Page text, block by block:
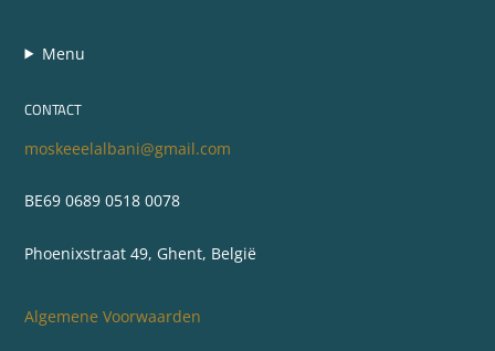
Menu
CONTACT
moskeeelalbani@gmail.com
BE69 0689 0518 0078
Phoenixstraat 49, Ghent, België
Algemene Voorwaarden